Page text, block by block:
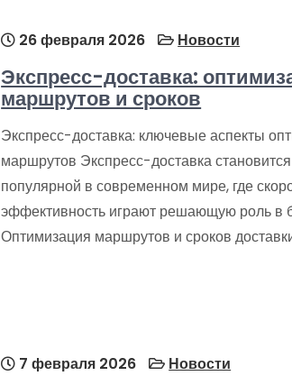
26 февраля 2026 Новости
Экспресс-доставка:
маршрутов и сроков
Экспресс-доставка: ключевые аспекты
маршрутов Экспресс-доставка
популярной в современном мире, где
эффективность играют решающую роль в
Оптимизация маршрутов и сроков
7 февраля 2026 Новости